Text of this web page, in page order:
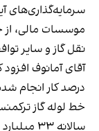
سرمایه‌گذاری‌های
موسسات مالی،
نقل گاز و سایر
درصد کار انجام
خط لوله گاز
سالانه